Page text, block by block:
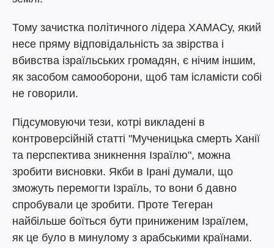
Тому зачистка політичного лідера ХАМАСу, який
несе пряму відповідальність за звірства і
вбивства ізраїльських громадян, є нічим іншим,
як засобом самооборони, щоб там ісламісти собі
не говорили.
Підсумовуючи тези, котрі викладені в
контроверсійній статті "Мученицька смерть Ханії
та перспектива зникнення Ізраїлю", можна
зробити висновки. Якби в Ірані думали, що
зможуть перемогти Ізраїль, то вони б давно
спробували це зробити. Проте Тегеран
найбільше боїться бути приниженим Ізраїлем,
як це було в минулому з арабськими країнами.